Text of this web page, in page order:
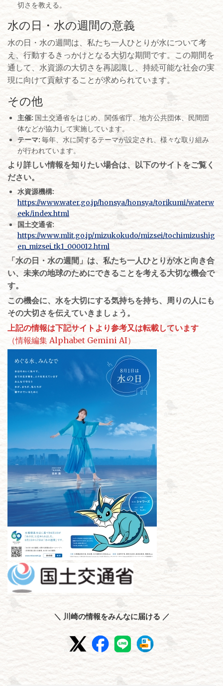
切さを教える。
水の日・水の週間の意義
水の日・水の週間は、私たち一人ひとりが水について考
え、行動するきっかけとなる大切な期間です。この期間を
通して、水資源の大切さを再認識し、持続可能な社会の実
現に向けて貢献することが求められています。
その他
主催: 国土交通省をはじめ、関係省庁、地方公共団体、民間団
体などが協力して実施しています。
テーマ: 毎年、水に関するテーマが設定され、様々な取り組み
が行われています。
より詳しい情報を知りたい場合は、以下のサイトをご覧く
ださい。
水資源機構:
https://www.water.go.jp/honsya/honsya/torikumi/waterw
eek/index.html
国土交通省:
https://www.mlit.go.jp/mizukokudo/mizsei/tochimizushig
en_mizsei_tk1_000012.html
「水の日・水の週間」は、私たち一人ひとりが水と向き合
い、未来の地球のためにできることを考える大切な機会で
す。
この機会に、水を大切にする気持ちを持ち、周りの人にも
その大切さを伝えていきましょう。
上記の情報は下記サイトより参考又は転載しています
（情報編集 Alphabet Gemini AI）
＼ 川崎の情報をみんなに届ける ／